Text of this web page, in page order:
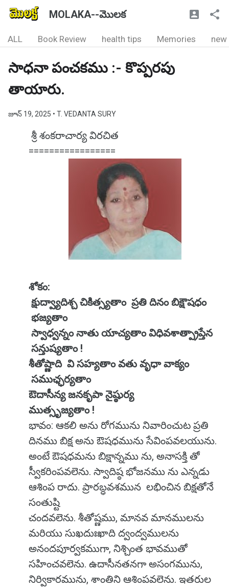
MOLAKA--మొలక
ALL Book Review health tips Memories new
సాధనా పంచకము :- కొప్పరపు
తాయారు.
జూన్ 19, 2025 • T. VEDANTA SURY
శ్రీ శంకరాచార్య విరచిత
=================
శోకం:
క్షుద్వ్యాదిశ్చ చికిత్స్యతాం ప్రతి దినం బిక్షౌషధం
భజ్యతాం
స్వాధ్వన్నం నాతు యాచ్యతాం విధివశాత్ప్రాప్తేన
సన్తుష్యతాం !
శీతోష్ణాది వి సహ్యతాం వతు వృధా వాక్యం
సముఛ్ఛర్యతాం
ఔదాసీన్య జనకృపా నైష్ఠుర్య
ముత్సృజ్యతాం !
భావం: ఆకలి అను రోగమును నివారించుట ప్రతి
దినము బిక్ష అను ఔషధమును సేవింపవలయును.
అంటే ఔషధమను బిక్షాన్నము ను, అనాసక్తి తో
స్వీకరింపవలెను. స్వాదిష్ఠ భోజనము ను ఎన్నడు
ఆశింప రాదు. ప్రారబ్ధవశమున లభించిన బిక్షతోనే
సంతుష్టి
చందవలెను. శీతోష్ణము, మానవ మానములను
మరియు సుఖదుఃఖాది ద్వంద్వములను
అనందపూర్వకముగా, నిశ్చింత భావముతో
సహించవలెను. ఉదాసీనతనగా అసంగమును,
నిర్వికారమును, శాంతిని ఆశింపవలెను. ఇతరుల